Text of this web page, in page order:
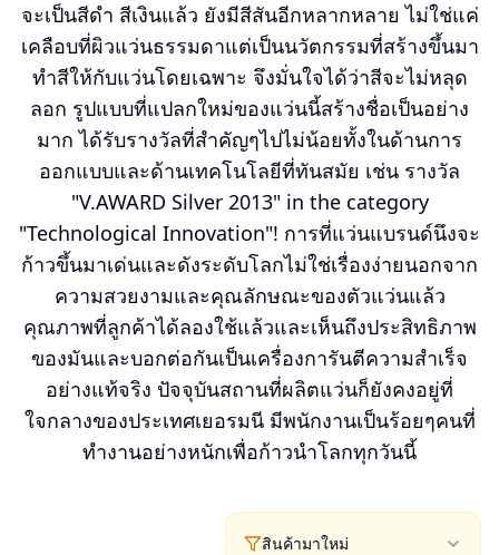
จะเป็นสีดำ สีเงินแล้ว ยังมีสีสันอีกหลากหลาย ไม่ใช่แค่
เคลือบที่ผิวแว่นธรรมดาแต่เป็นนวัตกรรมที่สร้างขึ้นมา
ทำสีให้กับแว่นโดยเฉพาะ จึงมั่นใจได้ว่าสีจะไม่หลุด
ลอก รูปแบบที่แปลกใหม่ของแว่นนี้สร้างชื่อเป็นอย่าง
มาก ได้รับรางวัลที่สำคัญๆไปไม่น้อยทั้งในด้านการ
ออกแบบและด้านเทคโนโลยีที่ทันสมัย เช่น รางวัล
"V.AWARD Silver 2013" in the category
"Technological Innovation"! การที่แว่นแบรนด์นึงจะ
ก้าวขึ้นมาเด่นและดังระดับโลกไม่ใช่เรื่องง่ายนอกจาก
ความสวยงามและคุณลักษณะของตัวแว่นแล้ว
คุณภาพที่ลูกค้าได้ลองใช้แล้วและเห็นถึงประสิทธิภาพ
ของมันและบอกต่อกันเป็นเครื่องการันตีความสำเร็จ
อย่างแท้จริง ปัจจุบันสถานที่ผลิตแว่นก็ยังคงอยู่ที่
ใจกลางของประเทศเยอรมนี มีพนักงานเป็นร้อยๆคนที่
ทำงานอย่างหนักเพื่อก้าวนำโลกทุกวันนี้
สินค้ามาใหม่